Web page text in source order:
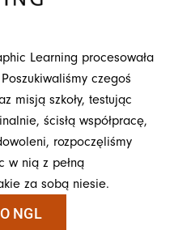
Learning procesowała
czegoś
misją szkoły, testując
ścisłą współpracę,
rozpoczęliśmy
w nią z pełną
za sobą niesie.
NGL